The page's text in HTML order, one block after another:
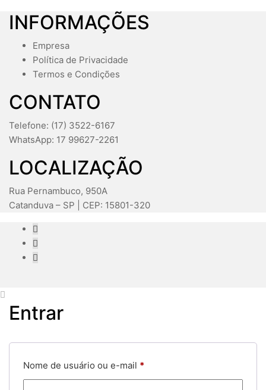
INFORMAÇÕES
Empresa
Política de Privacidade
Termos e Condições
CONTATO
Telefone: (17) 3522-6167
WhatsApp: 17 99627-2261
LOCALIZAÇÃO
Rua Pernambuco, 950A
Catanduva – SP | CEP: 15801-320
Entrar
Nome de usuário ou e-mail *